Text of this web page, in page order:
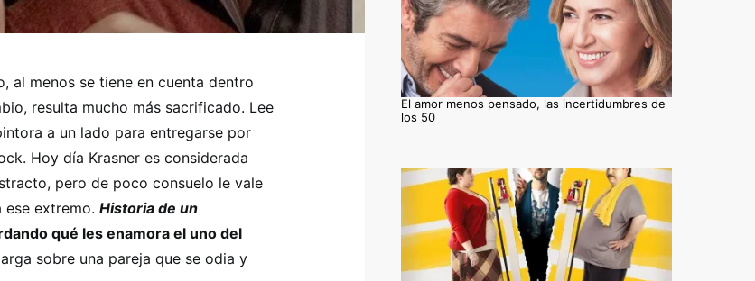
al menos se tiene en cuenta dentro
resulta mucho más sacrificado. Lee
a un lado para entregarse por
Hoy día Krasner es considerada
pero de poco consuelo le vale
extremo. Historia de un
qué les enamora el uno del
sobre una pareja que se odia y
El amor menos pensado, las incertidumbres de
los 50